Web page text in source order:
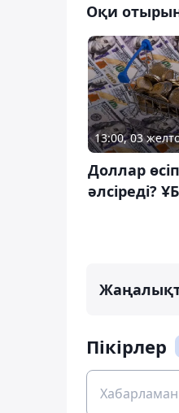
Оқи
13:00, 03
Доллар
әлсіреді?
Пікірлер